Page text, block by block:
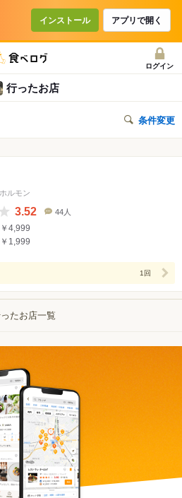
インストール アプリで開く
ログイン
行ったお店
条件変更
ルモン
3.52
数
44人
4,999
1,999
1回
たお店一覧